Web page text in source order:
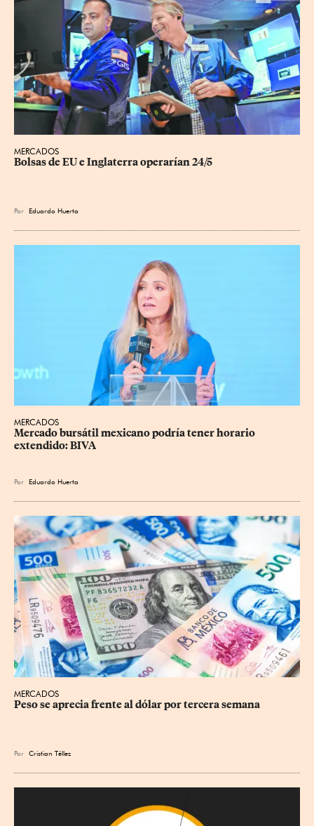
MERCADOS
Bolsas de EU e Inglaterra operarían 24/5
Por Eduardo Huerta
MERCADOS
Mercado bursátil mexicano podría tener horario
extendido: BIVA
Por Eduardo Huerta
MERCADOS
Peso se aprecia frente al dólar por tercera semana
Por Cristian Téllez